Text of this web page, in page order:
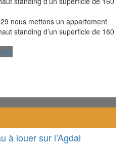
nous mettons un appartement
standing d’un superficie de 160
à louer sur l’Agdal